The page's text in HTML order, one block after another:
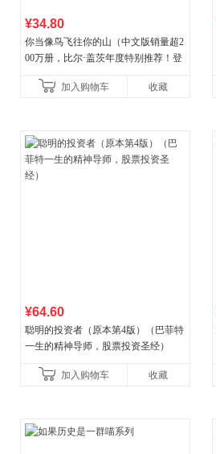
¥34.80
你当像鸟飞往你的山（中文版销量超2
00万册，比尔·盖茨年度特别推荐！登
比你听说的还要
加入购物车 收藏
¥64.60
聪明的投资者（原本第4版）（巴菲特
一生的精神导师，股票投资圣经）
加入购物车 收藏